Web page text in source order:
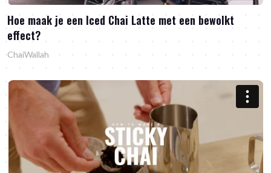
Hoe maak je een Iced Chai Latte met een bewolkt
effect?
ChaiWallah